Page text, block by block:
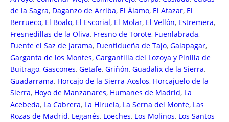
de la Sagra, Daganzo de Arriba, El Álamo, El Atazar, El
Berrueco, El Boalo, El Escorial, El Molar, El Vellón, Estremera,
Fresnedillas de la Oliva, Fresno de Torote, Fuenlabrada,
Fuente el Saz de Jarama, Fuentidueña de Tajo, Galapagar,
Garganta de los Montes, Gargantilla del Lozoya y Pinilla de
Buitrago, Gascones, Getafe, Griñón, Guadalix de la Sierra,
Guadarrama, Horcajo de la Sierra-Aoslos, Horcajuelo de la
Sierra, Hoyo de Manzanares, Humanes de Madrid, La
Acebeda, La Cabrera, La Hiruela, La Serna del Monte, Las
Rozas de Madrid, Leganés, Loeches, Los Molinos, Los Santos